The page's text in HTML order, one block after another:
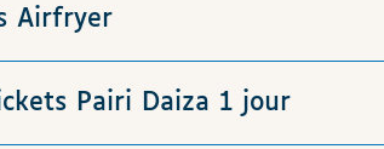
Airfryer
Pairi Daiza 1 jour